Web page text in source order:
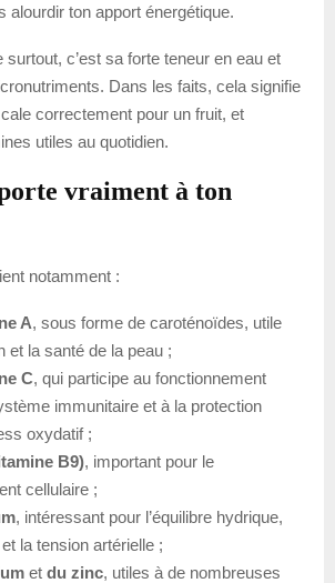
alourdir ton apport énergétique.
surtout, c’est sa forte teneur en eau et
Dans les faits, cela signifie
correctement pour un fruit, et
utiles au quotidien.
vraiment à ton
notamment :
A, sous forme de caroténoïdes, utile
et la santé de la peau ;
C, qui participe au fonctionnement
immunitaire et à la protection
oxydatif ;
B9), important pour le
cellulaire ;
, intéressant pour l’équilibre hydrique,
la tension artérielle ;
et du zinc, utiles à de nombreuses